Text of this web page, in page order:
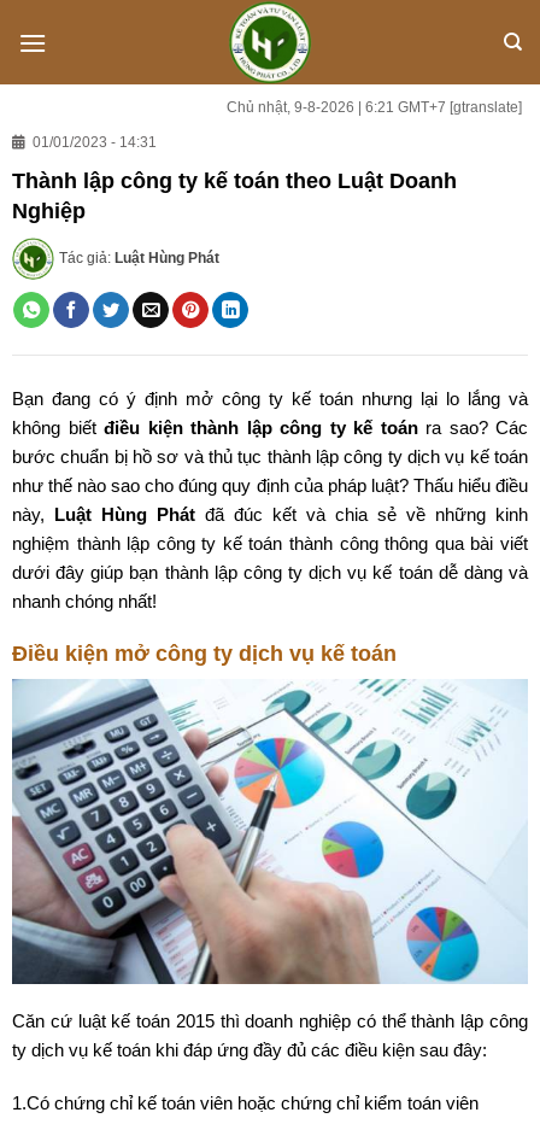
Chủ nhật, 9-8-2026 | 6:21 GMT+7 [gtranslate]
01/01/2023 - 14:31
Thành lập công ty kế toán theo Luật Doanh
Nghiệp
Tác giả: Luật Hùng Phát
Bạn đang có ý định mở công ty kế toán nhưng lại lo lắng và
không biếtđiều kiện thành lập công ty kế toánra sao? Các
bước chuẩn bị hồ sơ và thủ tục thành lập công ty dịch vụ kế toán
như thế nào sao cho đúng quy định của pháp luật? Thấu hiểu điều
này, Luật Hùng Phát đã đúc kết và chia sẻ về những kinh
nghiệm thành lập công ty kế toán thành công thông qua bài viết
dưới đây giúp bạn thành lập công ty dịch vụ kế toán dễ dàng và
nhanh chóng nhất!
Điều kiện mở công ty dịch vụ kế toán
Căn cứ luật kế toán 2015 thì doanh nghiệp có thể thành lập công
ty dịch vụ kế toán khi đáp ứng đầy đủ các điều kiện sau đây:
1.Có chứng chỉ kế toán viên hoặc chứng chỉ kiểm toán viên